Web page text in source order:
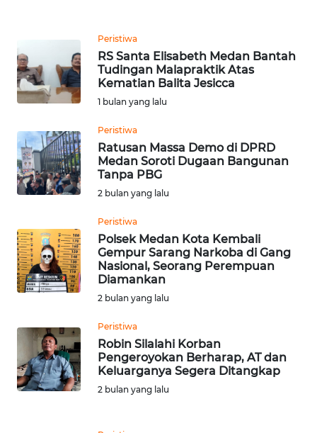
Peristiwa
RS Santa Elisabeth Medan Bantah
Tudingan Malapraktik Atas
Kematian Balita Jesicca
1 bulan yang lalu
Peristiwa
Ratusan Massa Demo di DPRD
Medan Soroti Dugaan Bangunan
Tanpa PBG
2 bulan yang lalu
Peristiwa
Polsek Medan Kota Kembali
Gempur Sarang Narkoba di Gang
Nasional, Seorang Perempuan
Diamankan
2 bulan yang lalu
Peristiwa
Robin Silalahi Korban
Pengeroyokan Berharap, AT dan
Keluarganya Segera Ditangkap
2 bulan yang lalu
PADANG
WN
SUMEDANG
WN
CIANJUR
WN
SERIBU
WN
TANGERANG
BINJAI
WN
CIREBON